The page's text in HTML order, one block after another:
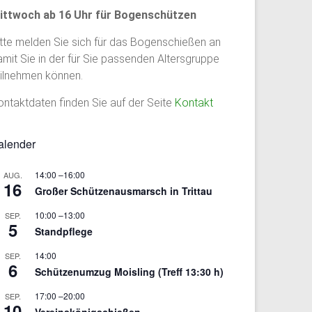
ab 16 Uhr für Bogenschützen
melden Sie sich für das Bogenschießen an
Sie in der für Sie passenden Altersgruppe
können.
finden Sie auf der Seite Kontakt
AUG.
16
14:00 –16:00
Großer Schützenausmarsch in Trittau
SEP.
5
10:00 –13:00
Standpflege
SEP.
6
14:00
Schützenumzug Moisling (Treff 13:30 h)
SEP. 17:00 –20:00